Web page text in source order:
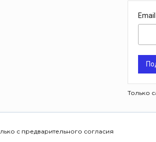
Email
Только
с предварительного согласия